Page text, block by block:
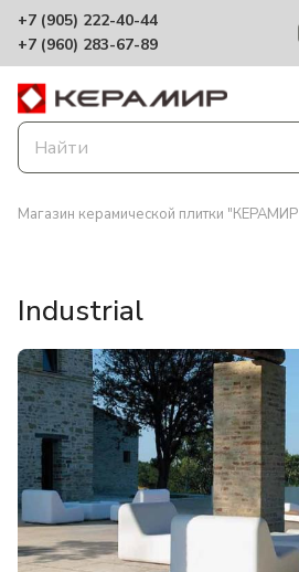
+7 (905) 222-40-44
+7 (960) 283-67-89
Магазин керамической плитки "КЕРАМИР
Industrial